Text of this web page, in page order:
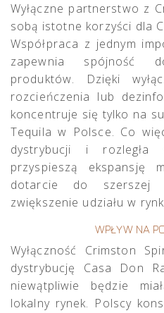
Wyłączne partnerstwo z
sobą istotne korzyści dla
Współpraca z jednym
zapewnia spójność
produktów. Dzięki
rozcieńczenia lub
koncentruje się tylko na
Tequila w Polsce. Co
dystrybucji i rozległa
przyspieszą ekspansję
dotarcie do szerszej
zwiększenie udziału w
WPŁYW NA
Wyłączność Crimston
dystrybucję Casa Don
niewątpliwie będzie
lokalny rynek. Polscy